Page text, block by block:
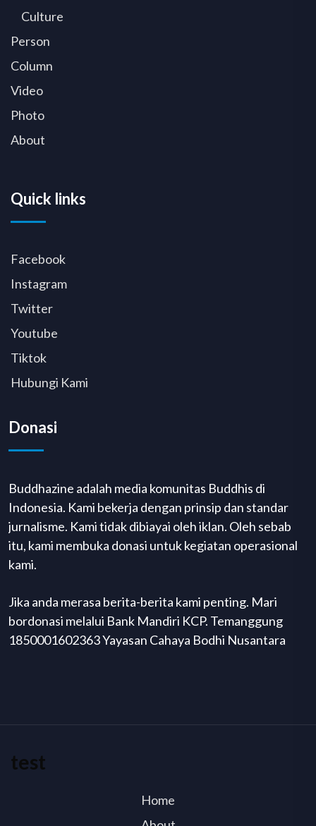
Culture
Person
Column
Video
Photo
About
Quick links
Facebook
Instagram
Twitter
Youtube
Tiktok
Hubungi Kami
Donasi
Buddhazine adalah media komunitas Buddhis di
Indonesia. Kami bekerja dengan prinsip dan standar
jurnalisme. Kami tidak dibiayai oleh iklan. Oleh sebab
itu, kami membuka donasi untuk kegiatan operasional
kami.
Jika anda merasa berita-berita kami penting. Mari
bordonasi melalui Bank Mandiri KCP. Temanggung
1850001602363 Yayasan Cahaya Bodhi Nusantara
test
Home